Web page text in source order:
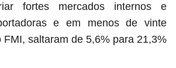
fortes mercados internos e
e em menos de vinte
FMI, saltaram de 5,6% para 21,3%